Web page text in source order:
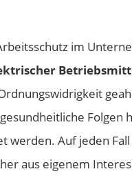
im
Folgen
werden. Auf jeden
aus eigenem